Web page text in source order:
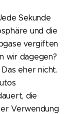
Sekunde
und die
vergiften
wir dagegen?
eher nicht.
die
Verwendung